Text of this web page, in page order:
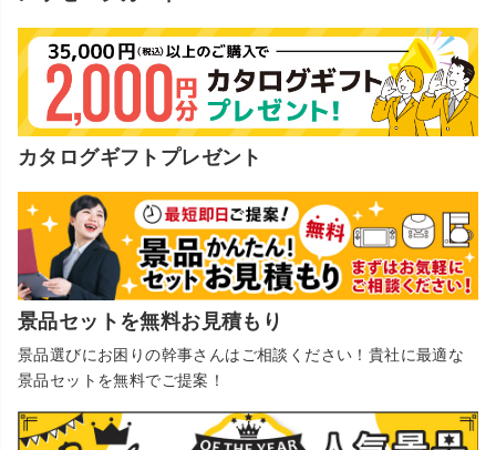
カタログギフトプレゼント
景品セットを無料お見積もり
景品選びにお困りの幹事さんはご相談ください！貴社に最適な
景品セットを無料でご提案！